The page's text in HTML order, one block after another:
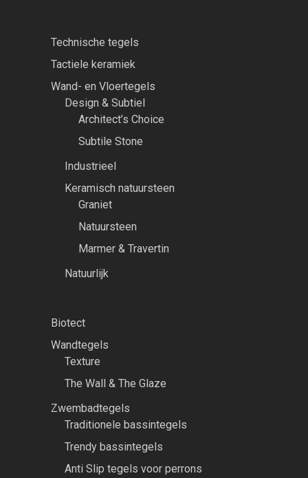
Technische tegels
Tactiele keramiek
Wand- en Vloertegels
Design & Subtiel
Architect’s Choice
Subtile Stone
Industrieel
Keramisch natuursteen
Graniet
Natuursteen
Marmer & Travertin
Natuurlijk
Biotect
Wandtegels
Texture
The Wall & The Glaze
Zwembadtegels
Traditionele bassintegels
Trendy bassintegels
Anti Slip tegels voor perrons